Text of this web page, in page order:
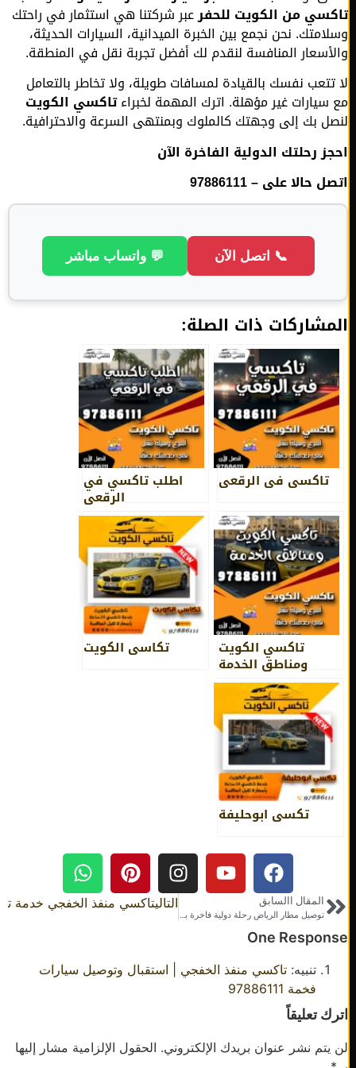
من الكويت للحفرعبر شركتنا هي استثمار في راحتك
نحن نجمع بين الخبرة الميدانية، السيارات الحديثة،
المنافسة لنقدم لك أفضل تجربة نقل في المنطقة.
نفسك بالقيادة لمسافات طويلة، ولا تخاطر بالتعامل
غير مؤهلة. اترك المهمة لخبراءتاكسي الكويت
بك إلى وجهتك كالملوك وبمنتهى السرعة والاحترافية.
رحلتك الدولية الفاخرة الآن
حالا على – 97886111
📞 اتصل الآن 💬 واتساب مباشر
ذات الصلة:
تاكسي في الرقعي اطلب تاكسي في
الرقعي
تاكسي الكويت
ومناطق الخدمة
تكاسي الكويت
تكسي ابوحليفة
المقال االسابق
توصيل مطار الرياض رحلة دولية فاخرة بخصوصية تامة مع تاكسي الكويت
تاكسي منفذ الخفجي خدمة
One
تنبيه:تاكسي منفذ الخفجي | استقبال وتوصيل سيارات
فخمة 97886111
تعليقاً
نشر عنوان بريدك الإلكتروني. الحقول الإلزامية مشار إليها